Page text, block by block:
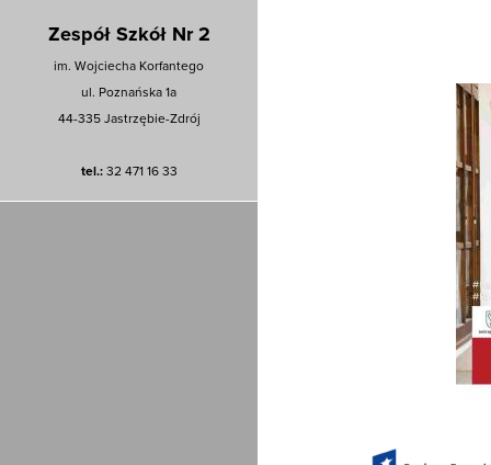
Zespół Szkół Nr 2
im. Wojciecha Korfantego
ul. Poznańska 1a
44-335 Jastrzębie-Zdrój
tel.:32 471 16 33